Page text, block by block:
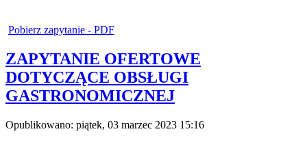
Pobierz zapytanie - PDF
ZAPYTANIE OFERTOWE
DOTYCZĄCE OBSŁUGI
GASTRONOMICZNEJ
Opublikowano: piątek, 03 marzec 2023 15:16